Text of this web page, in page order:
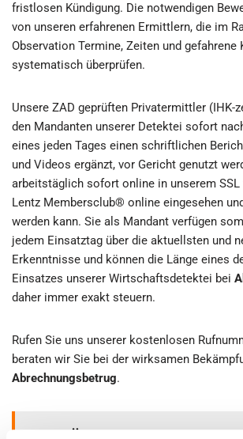
fristlosen Kündigung. Die notwendigen
von unseren erfahrenen Ermittlern, die im
Observation Termine, Zeiten und gefahrene
systematisch überprüfen.
Unsere ZAD geprüften Privatermittler (IHK-
den Mandanten unserer Detektei sofort
eines jeden Tages einen schriftlichen
und Videos ergänzt, vor Gericht genutzt
arbeitstäglich sofort online in unserem
Lentz Membersclub® online eingesehen
werden kann. Sie als Mandant verfügen
jedem Einsatztag über die aktuellsten und
Erkenntnisse und können die Länge eines
Einsatzes unserer Wirtschaftsdetektei bei
daher immer exakt steuern.
Rufen Sie uns unserer kostenlosen
beraten wir Sie bei der wirksamen
Abrechnungsbetrug.